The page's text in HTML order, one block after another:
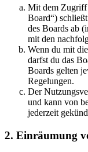
Mit dem Zugriff
Board“)
des Boards ab
mit den
Wenn du mit
darfst du das
Boards gelten
Regelungen.
Der
und kann von
jederzeit
2. Einräumung